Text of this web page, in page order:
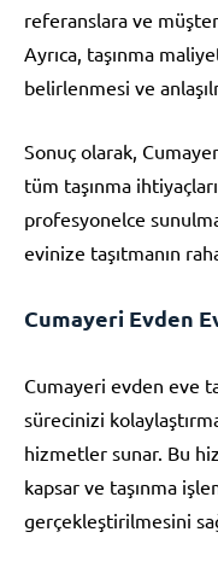
referanslara ve
Ayrıca, taşınma
belirlenmesi ve
Sonuç olarak,
tüm taşınma
profesyonelce
evinize taşıtmanın
Cumayeri Evden
Cumayeri evden eve
sürecinizi
hizmetler sunar. Bu
kapsar ve taşınma
gerçekleştirilmesini